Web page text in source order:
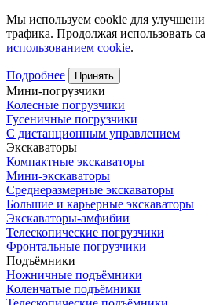
Мы используем cookie для
трафика. Продолжая использовать
использованием cookie.
Подробнее Принять
Мини-погрузчики
Колесные погрузчики
Гусеничные погрузчики
С дистанционным управлением
Экскаваторы
Компактные экскаваторы
Мини-экскаваторы
Среднеразмерные экскаваторы
Большие и карьерные экскаваторы
Экскаваторы-амфибии
Телескопические погрузчики
Фронтальные погрузчики
Подъёмники
Ножничные подъёмники
Коленчатые подъёмники